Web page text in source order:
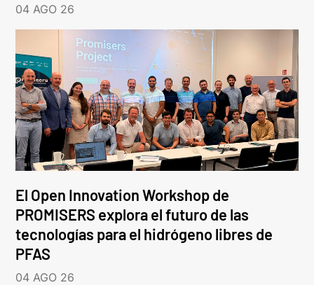
04 AGO 26
El Open Innovation Workshop de
PROMISERS explora el futuro de las
tecnologías para el hidrógeno libres de
PFAS
04 AGO 26